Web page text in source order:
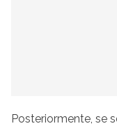
Posteriormente, se